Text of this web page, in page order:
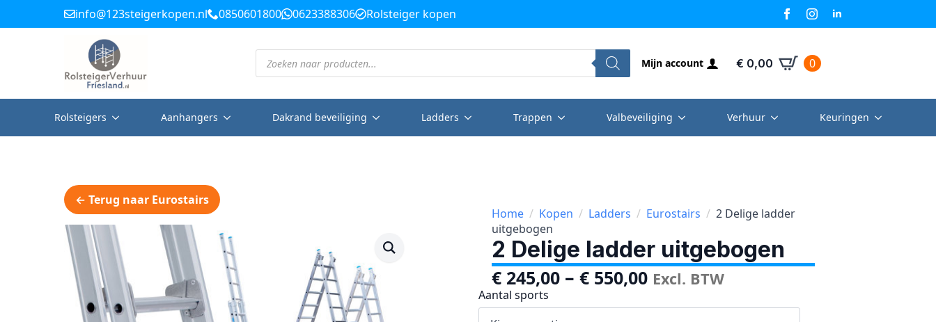
info@123steigerkopen.nl 0850601800 0623388306 Rolsteiger kopen
Producten
zoeken Mijn account € 0,00 0
Rolsteigers Aanhangers Dakrand beveiliging Ladders Trappen Valbeveiliging Verhuur Keuringen
← Terug naar Eurostairs
Home
Kopen Ladders Eurostairs
2 Delige ladder
uitgebogen
2 Delige ladder uitgebogen
€ 245,00 – € 550,00 Excl. BTW
Aantal sports